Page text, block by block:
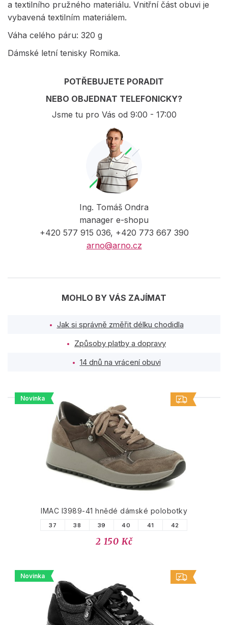
a textilního pružného materiálu. Vnitřní část obuvi je
vybavená textilním materiálem.
Váha celého páru: 320 g
Dámské letní tenisky Romika.
POTŘEBUJETE PORADIT
NEBO OBJEDNAT TELEFONICKY?
Jsme tu pro Vás od 9:00 - 17:00
Ing. Tomáš Ondra
manager e-shopu
+420 577 915 036, +420 773 667 390
arno@arno.cz
MOHLO BY VÁS ZAJÍMAT
Jak si správně změřit délku chodidla
Způsoby platby a dopravy
14 dnů na vrácení obuvi
PODOBNÉ PRODUKTY
Novinka
IMAC I3989-41 hnědé dámské polobotky
37 38 39 40 41 42
2 150 Kč
Novinka